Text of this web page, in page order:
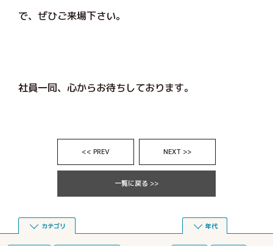
で、ぜひご来場下さい。
社員一同、心からお待ちしております。
<< PREV NEXT >>
一覧に戻る >>
カテゴリ 年代